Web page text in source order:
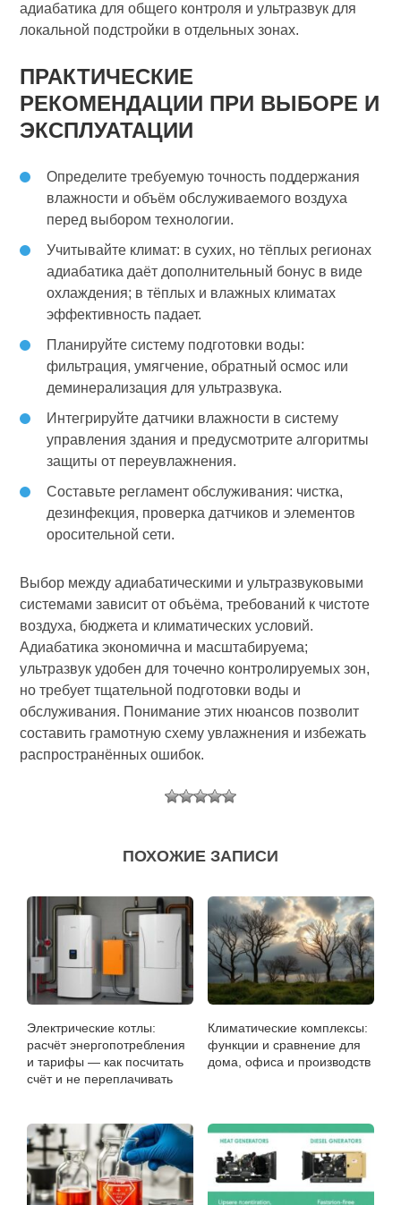
адиабатика для общего контроля и ультразвук для
локальной подстройки в отдельных зонах.
ПРАКТИЧЕСКИЕ
РЕКОМЕНДАЦИИ ПРИ ВЫБОРЕ И
ЭКСПЛУАТАЦИИ
Определите требуемую точность поддержания
влажности и объём обслуживаемого воздуха
перед выбором технологии.
Учитывайте климат: в сухих, но тёплых регионах
адиабатика даёт дополнительный бонус в виде
охлаждения; в тёплых и влажных климатах
эффективность падает.
Планируйте систему подготовки воды:
фильтрация, умягчение, обратный осмос или
деминерализация для ультразвука.
Интегрируйте датчики влажности в систему
управления здания и предусмотрите алгоритмы
защиты от переувлажнения.
Составьте регламент обслуживания: чистка,
дезинфекция, проверка датчиков и элементов
оросительной сети.
Выбор между адиабатическими и ультразвуковыми
системами зависит от объёма, требований к чистоте
воздуха, бюджета и климатических условий.
Адиабатика экономична и масштабируема;
ультразвук удобен для точечно контролируемых зон,
но требует тщательной подготовки воды и
обслуживания. Понимание этих нюансов позволит
составить грамотную схему увлажнения и избежать
распространённых ошибок.
ПОХОЖИЕ ЗАПИСИ
Электрические котлы:
расчёт энергопотребления
и тарифы — как посчитать
счёт и не переплачивать
Климатические комплексы:
функции и сравнение для
дома, офиса и производств